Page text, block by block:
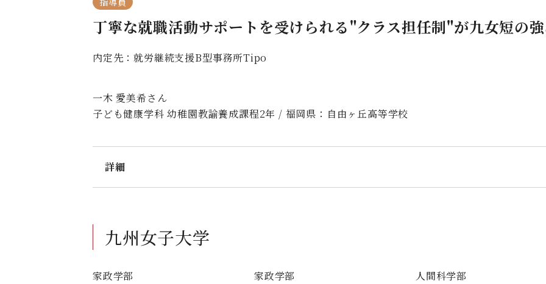
丁寧な就職活動サポートを受けられる"クラス担任制"が九女短の
内定先：就労継続支援B型事務所Tipo
一木 愛美希さん
子ども健康学科 幼稚園教諭養成課程2年 / 福岡県：自由ヶ丘高等学校
詳細
安心して生活できるよう、寄り添う支援を実践していきます。
九州女子大学
家政学部
家政学部
人間科学部